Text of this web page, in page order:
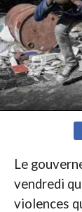
Le
vendredi
violences